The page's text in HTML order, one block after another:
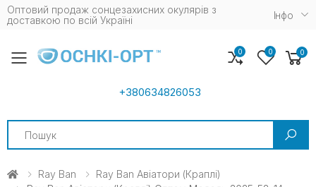
Оптовий продаж сонцезахисних окулярів з
доставкою по всій Україні
Iнфо
Toggle mobile menu
+380634826053
Search
0 0 0
Ray Ban
Ray Ban Авіатори (краплі)